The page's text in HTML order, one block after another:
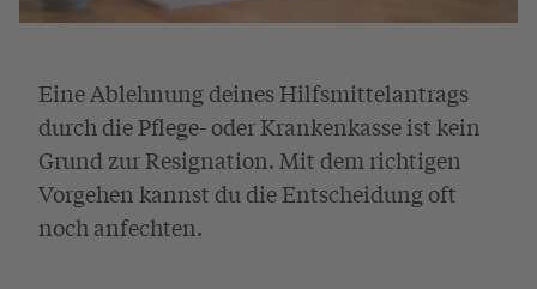
Eine Ablehnung deines Hilfsmittelantrags
durch die Pflege- oder Krankenkasse ist kein
Grund zur Resignation. Mit dem richtigen
Vorgehen kannst du die Entscheidung oft
noch anfechten.